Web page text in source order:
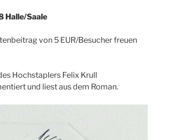
Halle/Saale
von 5 EUR/Besucher freuen
Hochstaplers Felix Krull
und liest aus dem Roman.